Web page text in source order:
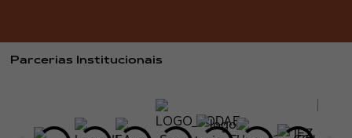
Parcerias Institucionais